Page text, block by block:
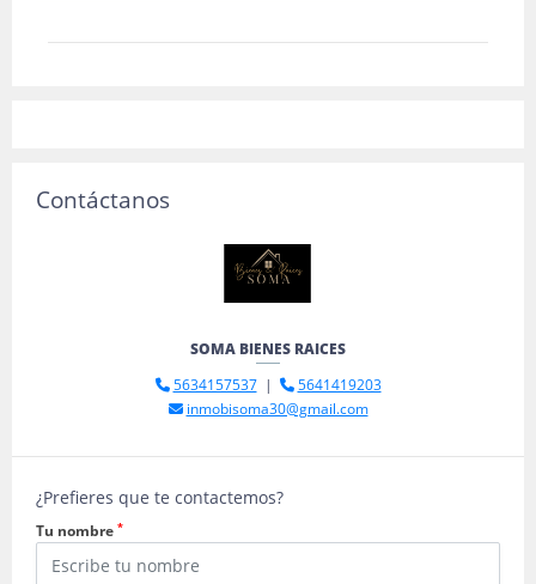
Contáctanos
SOMA BIENES RAICES
5634157537|
5641419203
inmobisoma30@gmail.com
¿Prefieres que te contactemos?
Tu nombre *